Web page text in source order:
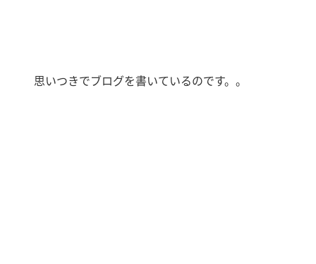
思いつきでブログを書いているのです。。